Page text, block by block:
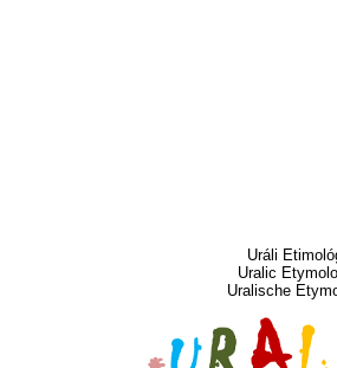
Uráli
Uralic
Uralische